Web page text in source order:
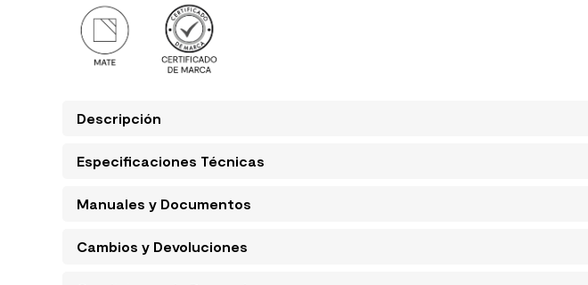
Descripción
Especificaciones Técnicas
Manuales y Documentos
Cambios y Devoluciones